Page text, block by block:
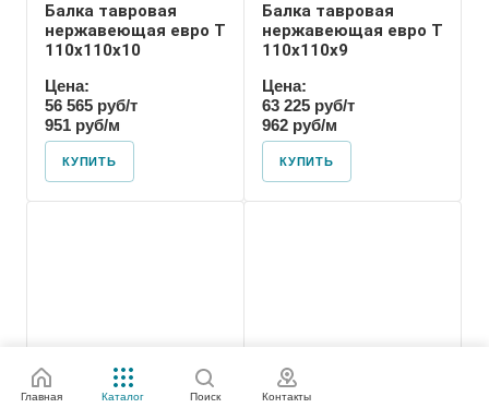
Балка тавровая
нержавеющая евро T
110х110х10
Цена:
56 565 руб/т
951 руб/м
КУПИТЬ
Балка тавровая
нержавеющая евро T
110х110х9
Цена:
63 225 руб/т
962 руб/м
КУПИТЬ
Главная Каталог Поиск Контакты